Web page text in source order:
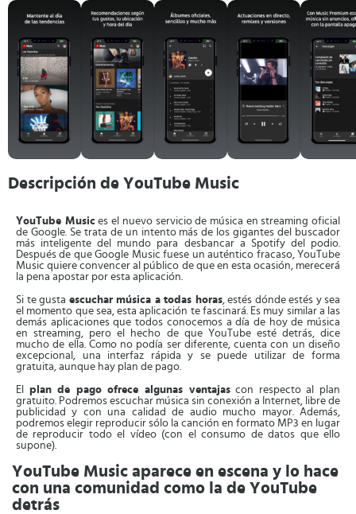
Descripción de YouTube Music
YouTube Musices el nuevo servicio de música en streaming oficial
de Google. Se trata de un intento más de los gigantes del buscador
más inteligente del mundo para desbancar a Spotify del podio.
Después de que Google Music fuese un auténtico fracaso, YouTube
Music quiere convencer al público de que en esta ocasión, merecerá
la pena apostar por esta aplicación.
Si te gusta escuchar música a todas horas, estés dónde estés y sea
el momento que sea, esta aplicación te fascinará. Es muy similar a las
demás aplicaciones que todos conocemos a día de hoy de música
en streaming, pero el hecho de que YouTube esté detrás, dice
mucho de ella. Como no podía ser diferente, cuenta con un diseño
excepcional, una interfaz rápida y se puede utilizar de forma
gratuita, aunque hay plan de pago.
El plan de pago ofrece algunas ventajascon respecto al plan
gratuito. Podremos escuchar música sin conexión a Internet, libre de
publicidad y con una calidad de audio mucho mayor. Además,
podremos elegir reproducir sólo la canción en formato MP3 en lugar
de reproducir todo el vídeo (con el consumo de datos que ello
supone).
YouTube Music aparece en escena y lo hace
con una comunidad como la de YouTube
detrás